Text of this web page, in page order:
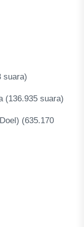
suara)
(136.935 suara)
(635.170